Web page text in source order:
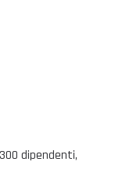
dipendenti,